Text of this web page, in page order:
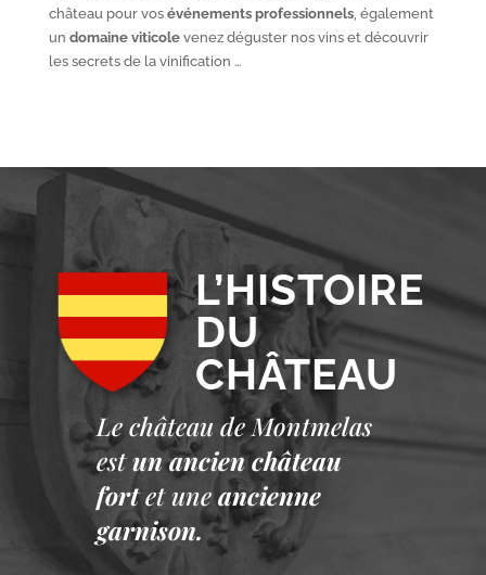
château pour vos événements professionnels, également
un domaine viticolevenez déguster nos vins et découvrir
les secrets de la vinification …
L’HISTOIRE
DU
CHÂTEAU
Le château de Montmelas
est un ancien château
fort et une ancienne
garnison.